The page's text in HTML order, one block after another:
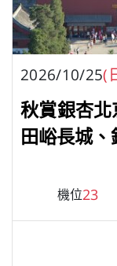
2026/10/25(
秋賞銀杏
田峪長城
機位23